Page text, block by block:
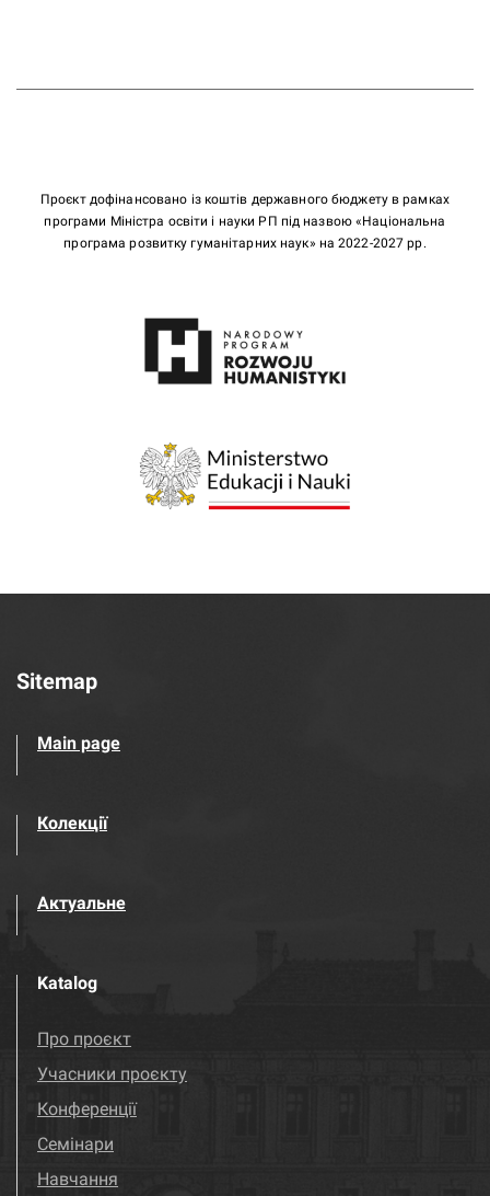
Проєкт дофінансовано із коштів державного бюджету в рамках
програми Міністра освіти і науки РП під назвою «Національна
програма розвитку гуманітарних наук» на 2022-2027 рр.
Sitemap
Main page
Колекції
Актуальне
Katalog
Про проєкт
Учасники проєкту
Конференції
Семінари
Навчання